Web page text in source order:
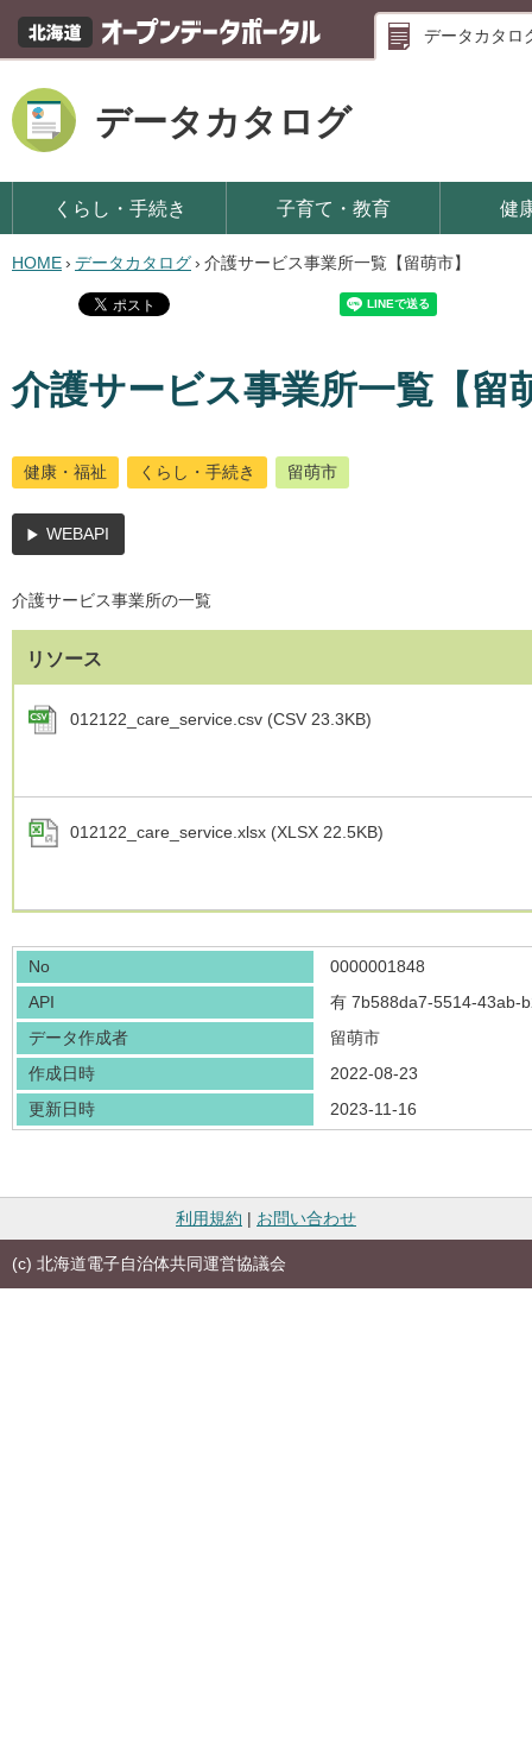
データカタロ
データカタログ
くらし・手続き 子育て・教育 健
HOME› データカタログ› 介護サービス事業所一覧【留萌市】
介護サービス事業所一覧【留
健康・福祉 くらし・手続き 留萌市
WEBAPI
介護サービス事業所の一覧
リソース
012122_care_service.csv (CSV 23.3KB)
012122_care_service.xlsx (XLSX 22.5KB)
No
0000001848
API
有 7b588da7-5514-43ab-
データ作成者
留萌市
作成日時
2022-08-23
更新日時
2023-11-16
利用規約 | お問い合わせ
(c) 北海道電子自治体共同運営協議会